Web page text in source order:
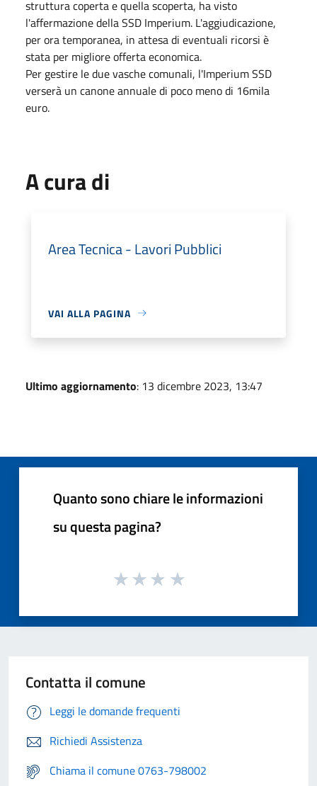
struttura coperta e quella scoperta, ha visto
l'affermazione della SSD Imperium. L'aggiudicazione,
per ora temporanea, in attesa di eventuali ricorsi è
stata per migliore offerta economica.
Per gestire le due vasche comunali, l'Imperium SSD
verserà un canone annuale di poco meno di 16mila
euro.
A cura di
Area Tecnica - Lavori Pubblici
VAI ALLA PAGINA
Ultimo aggiornamento: 13 dicembre 2023, 13:47
Quanto sono chiare le informazioni
su questa pagina?
Contatta il comune
Leggi le domande frequenti
Richiedi Assistenza
Chiama il comune 0763-798002